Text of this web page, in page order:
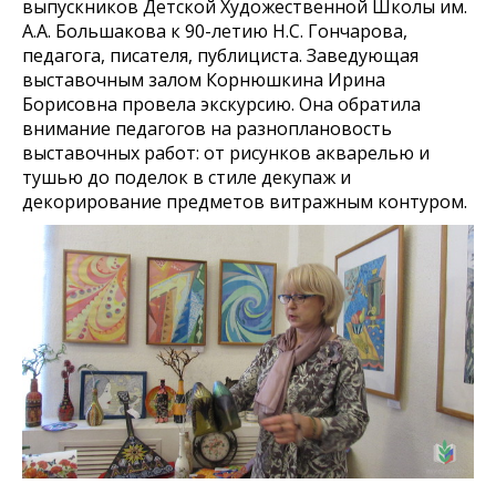
выпускников Детской Художественной Школы им.
А.А. Большакова к 90-летию Н.С. Гончарова,
педагога, писателя, публициста. Заведующая
выставочным залом Корнюшкина Ирина
Борисовна провела экскурсию. Она обратила
внимание педагогов на разноплановость
выставочных работ: от рисунков акварелью и
тушью до поделок в стиле декупаж и
декорирование предметов витражным контуром.